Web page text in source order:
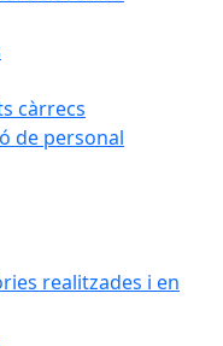
càrrecs
de personal
realitzades i en